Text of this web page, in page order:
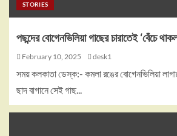
STORIES
পছন্দের বোগেনভিলিয়া গাছের চারাতেই ‘বেঁচে
February 10, 2025 desk1
সময় কলকাতা ডেস্ক:- কমলা রঙের বোগেনভিলিয়া
ছাদ বাগানে সেই গাছ...